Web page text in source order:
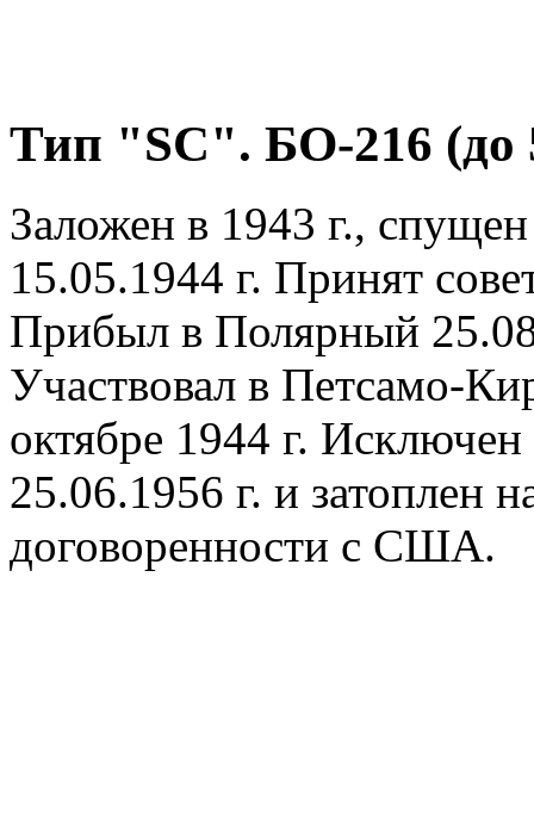
Тип "SC". БО-216 (до
Заложен в 1943 г., спущен
15.05.1944 г. Принят
Прибыл в Полярный
Участвовал в Петсамо-
октябре 1944 г.
25.06.1956 г. и затоплен
договоренности с США.